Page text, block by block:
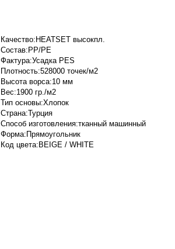
Качество:HEATSET высокпл.
Состав:PP/PE
Фактура:Усадка PES
Плотность:528000 точек/м2
Высота ворса:10 мм
Вес:1900 гр./м2
Тип основы:Хлопок
Страна:Турция
Способ изготовления:тканный машинный
Форма:Прямоугольник
Код цвета:BEIGE / WHITE